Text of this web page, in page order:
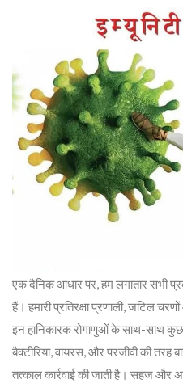
एक दैनिक आधार पर, हम लगातार सभी
हैं। हमारी प्रतिरक्षा प्रणाली, जटिल
इन हानिकारक रोगाणुओं के साथ-साथ कुछ
बैक्टीरिया, वायरस, और परजीवी की तरह
तत्काल कार्रवाई की जाती है। सहज और